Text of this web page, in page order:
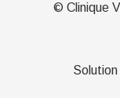
© Clinique